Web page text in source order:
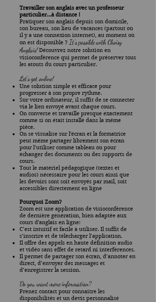
Travailler son anglais avec un professeur
particulier…à distance !
Pratiquer son anglais depuis son domicile,
son bureau, son lieu de vacances (partout où
il y a une connexion internet), au moment où
on est disponible ? It's possible with Choisy
Anglais!Découvrez notre solution en
visioconférence qui permet de préserver tous
les atouts du cours particulier.
Let's get online!
Une solution simple et efficace pour
progresser à son propre rythme.
Sur votre ordinateur, il suffit de se connecter
via le lien envoyé avant chaque cours.
On converse et travaille presque exactement
comme si on était installé dans la même
pièce.
On se visualise sur l'écran et la formatrice
peut même partager librement son écran
pour l’utiliser comme tableau ou pour
échanger des documents ou des supports de
cours.
Tout le matériel pédagogique (textes et
audios) nécessaire pour les cours ainsi que
les devoirs sont soit envoyés par mail, soit
accessibles directement en ligne
Pourquoi Zoom?
Zoom est une application de visioconférence
de dernière génération, bien adaptée aux
cours d'anglais en ligne:
C’est intuitif et facile à utiliser. Il suffit de
s’inscrire et de télécharger l’application.
Il offre des appels en haute définition audio
et vidéo sans effet de retard ni interférences.
Il permet de partager son écran, d’annoter en
direct, d’envoyer des messages et
d’enregistrer la session.
Do you want more information?
Prenez contact pour connaitre les
disponibilités et un devis personnalisé